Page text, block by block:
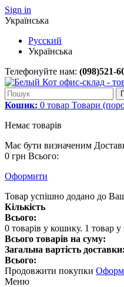
Sign in
Українська
Русский
Українська
Телефонуйте нам: (098)521-
Кошик: 0 товар Товари
Немає товарів
Має бути визначеним
0 грн Всього:
Оформити
Товар успішно додано до
Кількість
Всього:
0 товарів у кошику. 1 товар
Всього товарів на суму:
Загальна вартість
Всього:
Продовжити покупки
Меню